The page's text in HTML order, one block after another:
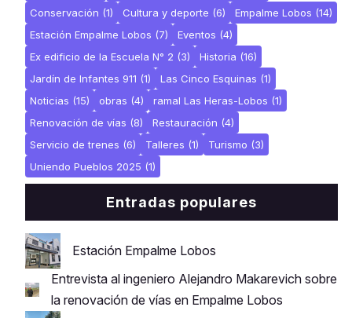
Conservación (1) Cultura y deporte (6) Empalme Lobos (14)
Estación Empalme Lobos (7) Eventos (4)
Ex edificio de la Escuela N° 2 (3) Historia (16)
Jardín de Infantes 911 (1) Las Cinco Esquinas (1)
Noticias (15) obras (4) ramal Las Heras-Lobos (1)
Renovación de vías (8) Restauración (4)
Servicio de trenes (6) Talleres (1) Turismo (3)
Uniendo Pueblos 2025 (1)
Entradas populares
Estación Empalme Lobos
Entrevista al ingeniero Alejandro Makarevich sobre
la renovación de vías en Empalme Lobos